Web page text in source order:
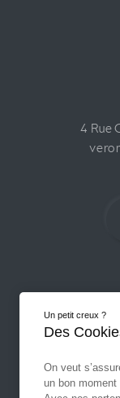
4 Rue
Un petit creux ?
Des
On veut
un bon moment